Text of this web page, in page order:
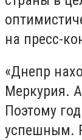
на пресс-
«Днепр
Меркурия.
Поэтому
успешным.